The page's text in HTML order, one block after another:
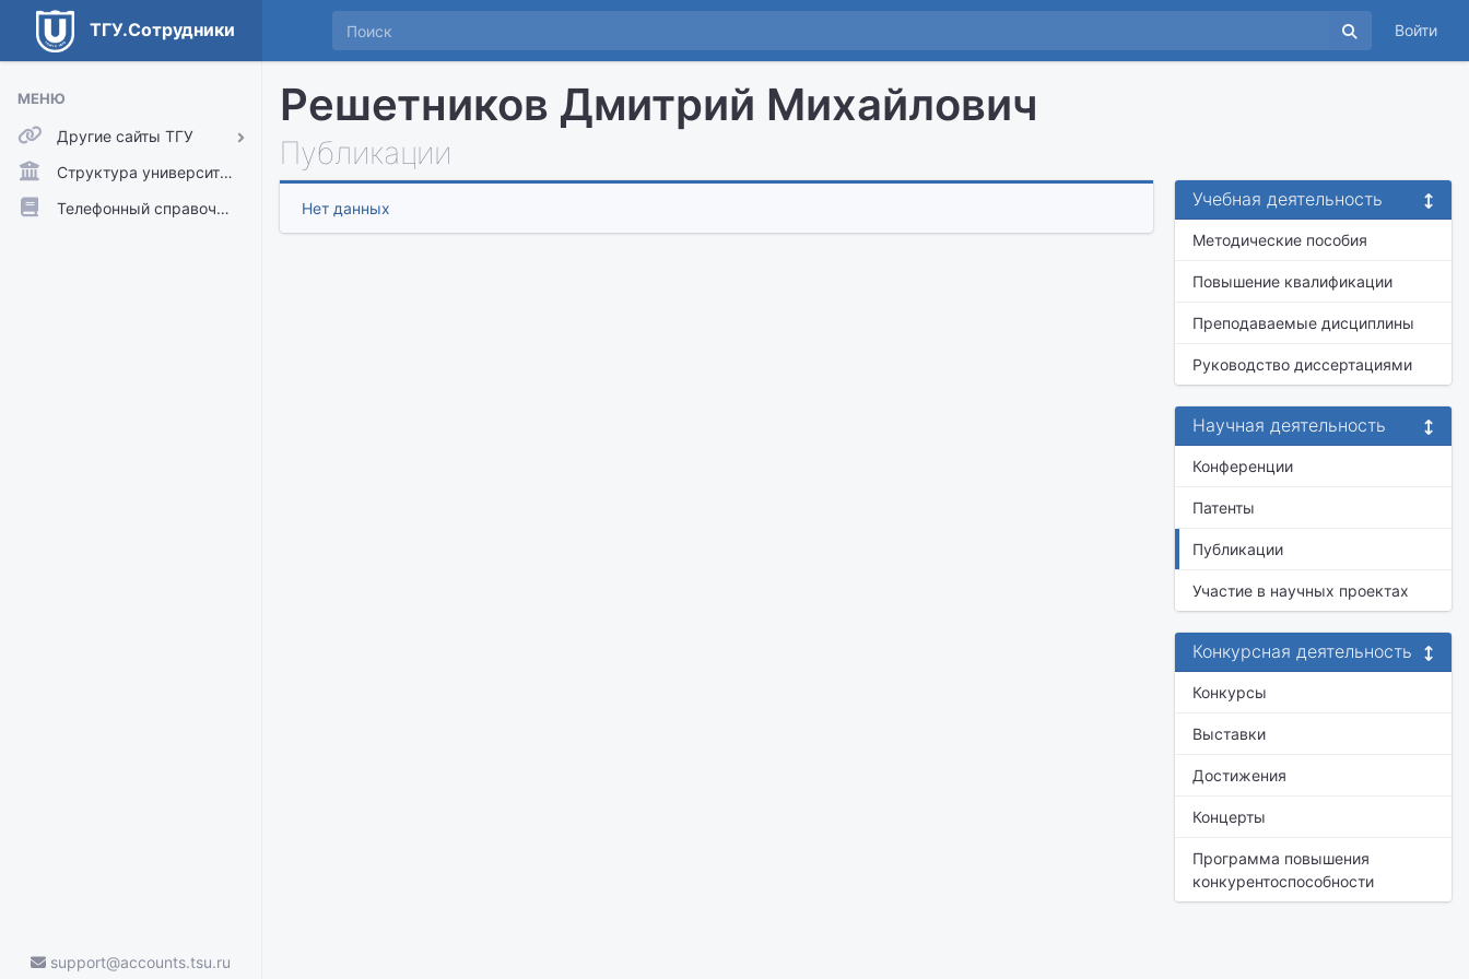
ТГУ.Сотрудники Войти
МЕНЮ
Другие сайты ТГУ
ТГУ.Аккаунты
ТГУ.Расписание
Структура университета
Телефонный справочник
support@accounts.tsu.ru
Решетников Дмитрий Михайлович
Публикации
Нет данных Учебная деятельность
Методические пособия
Повышение квалификации
Преподаваемые дисциплины
Руководство диссертациями
Научная деятельность
Конференции
Патенты
Публикации
Участие в научных проектах
Конкурсная деятельность
Конкурсы
Выставки
Достижения
Концерты
Программа повышения
конкурентоспособности